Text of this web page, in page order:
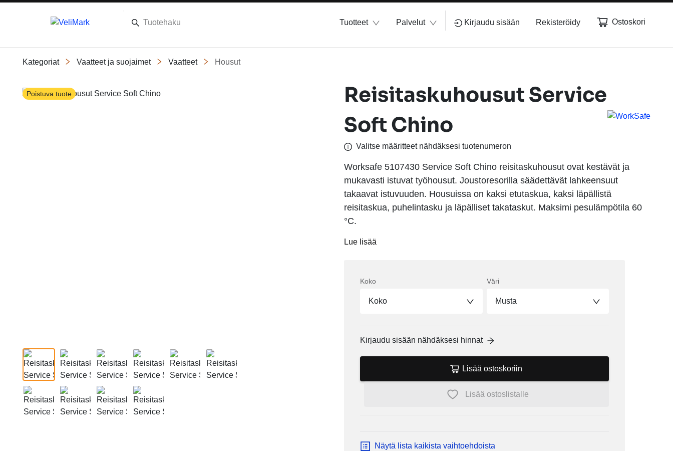
Tuotteet Palvelut Kirjaudu sisään Rekisteröidy Ostoskori
Kategoriat Vaatteet ja suojaimet Vaatteet Housut
Poistuva tuote
Slide 1 of 10
Reisitaskuhousut Service
Soft Chino
Valitse määritteet nähdäksesi tuotenumeron
Worksafe 5107430 Service Soft Chino reisitaskuhousut ovat kestävät ja
mukavasti istuvat työhousut. Joustoresorilla säädettävät lahkeensuut
takaavat istuvuuden. Housuissa on kaksi etutaskua, kaksi läpällistä
reisitaskua, puhelintasku ja läpälliset takataskut. Maksimi pesulämpötila 60
°C.
Lue lisää
Koko
Koko
Väri
Musta
Kirjaudu sisään nähdäksesi hinnat
Lisää ostoskoriin
Lisää ostoslistalle
Näytä lista kaikista vaihtoehdoista